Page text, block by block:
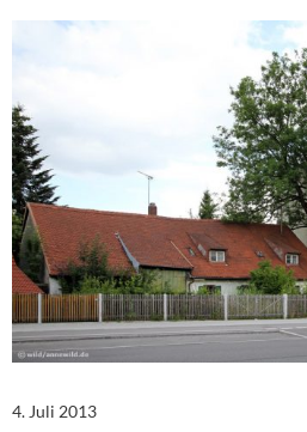
4. Juli 2013